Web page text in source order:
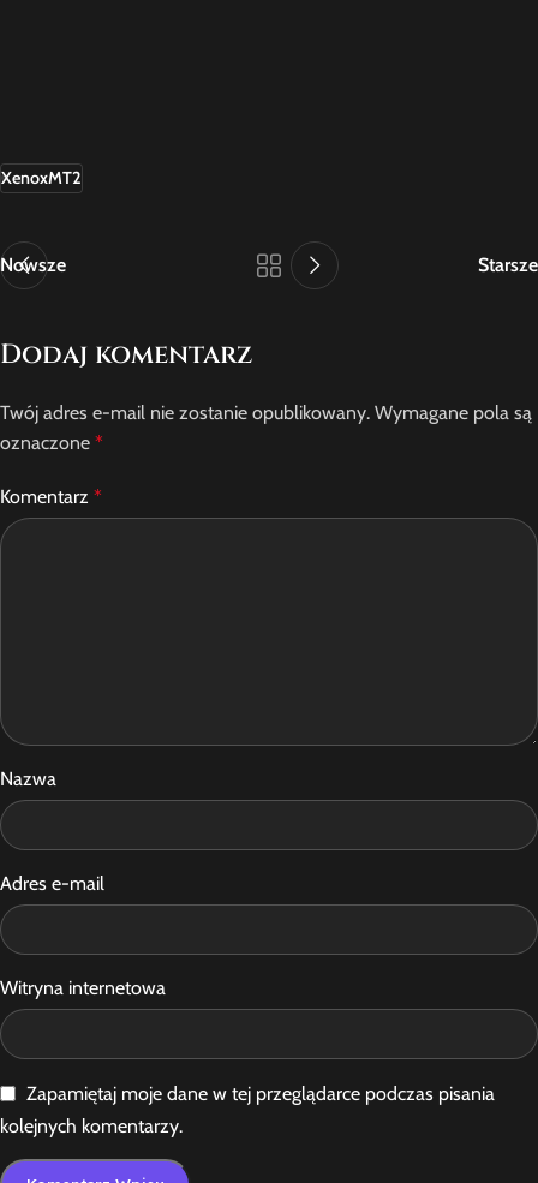
XenoxMT2
Nowsze Starsze
Dodaj komentarz
Twój adres e-mail nie zostanie opublikowany. Wymagane pola są
oznaczone *
Komentarz *
Nazwa
Adres e-mail
Witryna internetowa
Zapamiętaj moje dane w tej przeglądarce podczas pisania
kolejnych komentarzy.